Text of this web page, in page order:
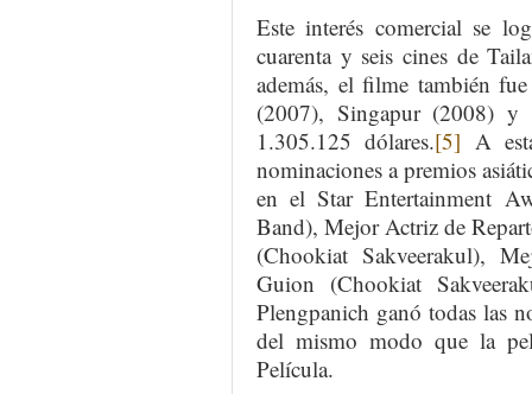
Este interés comercial se
cuarenta y seis cines de
además, el filme también
(2007), Singapur (2008) y
1.305.125 dólares.[5] A
nominaciones a premios
en el Star Entertainment
Band), Mejor Actriz de
(Chookiat Sakveerakul),
Guion (Chookiat
Plengpanich ganó todas las
del mismo modo que la
Película.